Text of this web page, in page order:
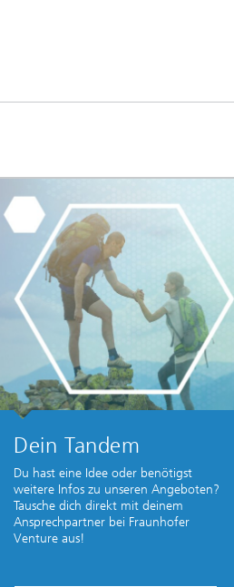
Dein Tandem
Du hast eine Idee oder benötigst
weitere Infos zu unseren Angeboten?
Tausche dich direkt mit deinem
Ansprechpartner bei Fraunhofer
Venture aus!